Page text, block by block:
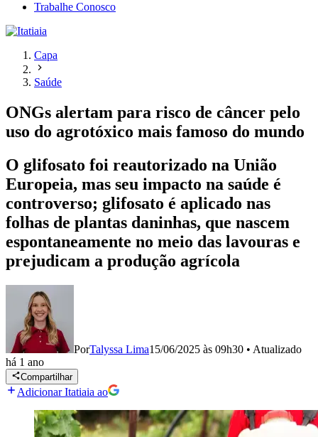
Trabalhe Conosco
Capa
Saúde
ONGs alertam para risco de câncer pelo
uso do agrotóxico mais famoso do mundo
O glifosato foi reautorizado na União
Europeia, mas seu impacto na saúde é
controverso; glifosato é aplicado nas
folhas de plantas daninhas, que nascem
espontaneamente no meio das lavouras e
prejudicam a produção agrícola
PorTalyssa Lima15/06/2025 às 09h30 • Atualizado
há 1 ano
Compartilhar
Adicionar Itatiaia ao